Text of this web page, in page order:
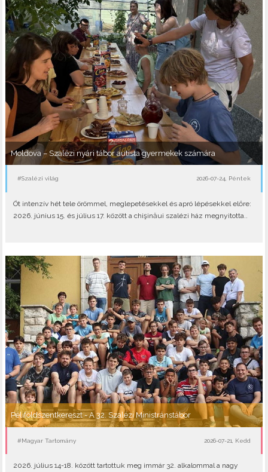
Moldova – Szalézi nyári tábor autista gyermekek számára
#Szalézi világ 2026-07-24, Péntek
Öt intenzív hét tele örömmel, meglepetésekkel és apró lépésekkel előre:
2026. június 15. és július 17. között a chişinăui szalézi ház megnyitotta..
Péliföldszentkereszt - A 32. Szalézi Ministránstábor
#Magyar Tartomány 2026-07-21, Kedd
2026. július 14-18. között tartottuk meg immár 32. alkalommal a nagy